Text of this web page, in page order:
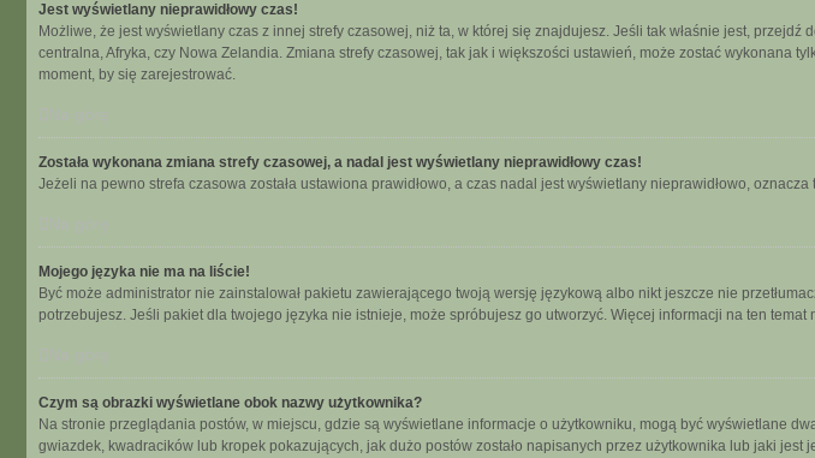
Jest wyświetlany nieprawidłowy czas!
Możliwe, że jest wyświetlany czas z innej strefy czasowej, niż ta, w której się znajdujesz. Jeśli tak właśnie jest,
centralna, Afryka, czy Nowa Zelandia. Zmiana strefy czasowej, tak jak i większości ustawień, może zostać wykonana
moment, by się zarejestrować.
Została wykonana zmiana strefy czasowej, a nadal jest wyświetlany nieprawidłowy czas!
Jeżeli na pewno strefa czasowa została ustawiona prawidłowo, a czas nadal jest wyświetlany nieprawidłowo,
Mojego języka nie ma na liście!
Być może administrator nie zainstalował pakietu zawierającego twoją wersję językową albo nikt jeszcze nie
potrzebujesz. Jeśli pakiet dla twojego języka nie istnieje, może spróbujesz go utworzyć. Więcej informacji na ten
Czym są obrazki wyświetlane obok nazwy użytkownika?
Na stronie przeglądania postów, w miejscu, gdzie są wyświetlane informacje o użytkowniku, mogą być wyświetlane
gwiazdek, kwadracików lub kropek pokazujących, jak dużo postów zostało napisanych przez użytkownika lub jaki